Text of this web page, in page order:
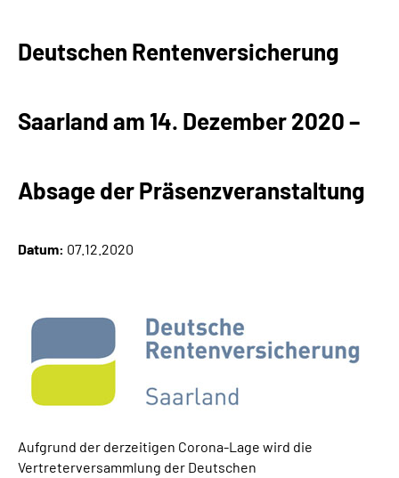
Über uns
Online-Services
Mein Kundenportal
Deutschen Rentenversicherung
Saarland am 14. Dezember 2020 –
Absage der Präsenzveranstaltung
Datum: 07.12.2020
Aufgrund der derzeitigen Corona-Lage wird die
Vertreterversammlung der Deutschen